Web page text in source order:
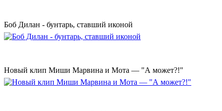
Боб Дилан - бунтарь, ставший иконой
Новый клип Миши Марвина и Мота — "А может?!"